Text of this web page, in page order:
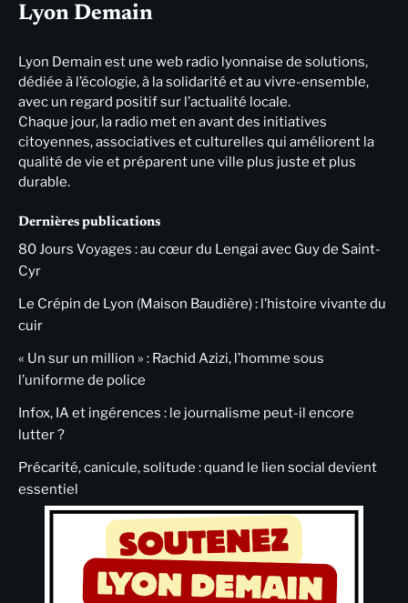
Lyon Demain
Lyon Demain est une web radio lyonnaise de solutions,
dédiée à l’écologie, à la solidarité et au vivre-ensemble,
avec un regard positif sur l’actualité locale.
Chaque jour, la radio met en avant des initiatives
citoyennes, associatives et culturelles qui améliorent la
qualité de vie et préparent une ville plus juste et plus
durable.
Dernières publications
80 Jours Voyages : au cœur du Lengai avec Guy de Saint-
Cyr
Le Crépin de Lyon (Maison Baudière) : l’histoire vivante du
cuir
« Un sur un million » : Rachid Azizi, l’homme sous
l’uniforme de police
Infox, IA et ingérences : le journalisme peut-il encore
lutter ?
Précarité, canicule, solitude : quand le lien social devient
essentiel